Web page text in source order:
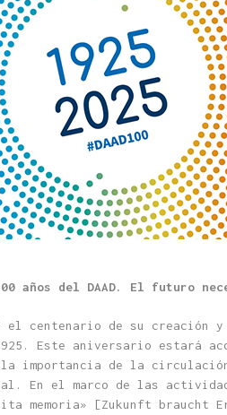
años del DAAD. El futuro
el centenario de su creación
Este aniversario estará
la importancia de la
En el marco de las
memoria» [Zukunft braucht